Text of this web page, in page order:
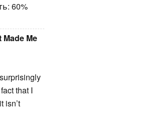
60%
Me
that I
isn’t